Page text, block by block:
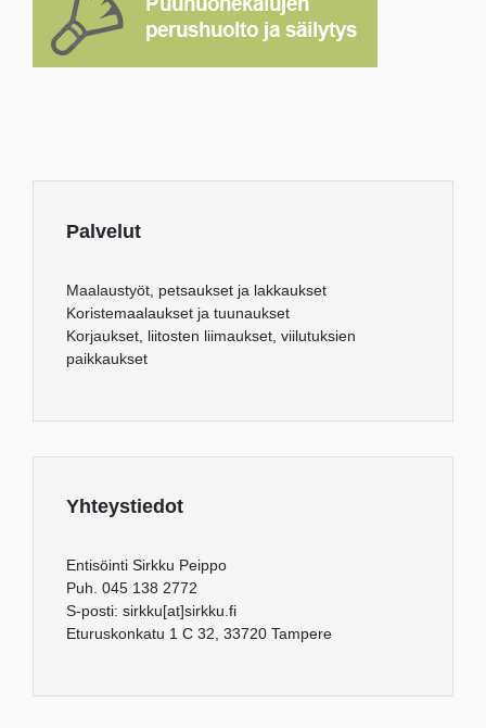
Palvelut
Maalaustyöt, petsaukset ja lakkaukset
Koristemaalaukset ja tuunaukset
Korjaukset, liitosten liimaukset, viilutuksien
paikkaukset
Yhteystiedot
Entisöinti Sirkku Peippo
Puh. 045 138 2772
S-posti: sirkku[at]sirkku.fi
Eturuskonkatu 1 C 32, 33720 Tampere